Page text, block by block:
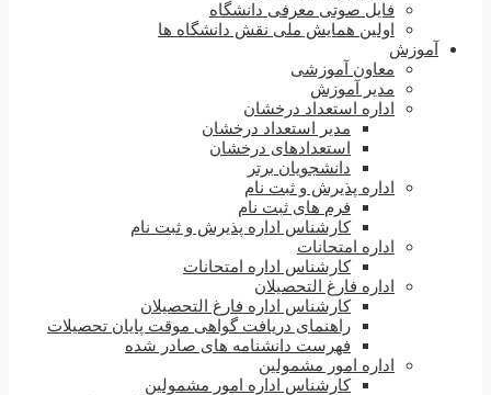
فایل صوتی معرفی دانشگاه
اولین همایش ملی نقش دانشگاه ها
آموزش
معاون آموزشی
مدیر آموزش
اداره استعداد درخشان
مدیر استعداد درخشان
استعدادهای درخشان
دانشجویان برتر
اداره پذیرش و ثبت نام
فرم های ثبت نام
کارشناس اداره پذیرش و ثبت نام
اداره امتحانات
کارشناس اداره امتحانات
اداره فارغ التحصیلان
کارشناس اداره فارغ التحصیلان
راهنمای دریافت گواهی موقت پایان تحصیلات
فهرست دانشنامه های صادر شده
اداره امور مشمولین
کارشناس اداره امور مشمولین